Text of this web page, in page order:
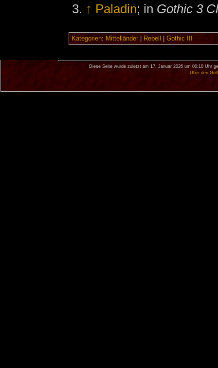
↑ Paladin; in Gothic 3
Kategorien: Mittelländer| Rebell Gothic III
Diese Seite wurde zuletzt am 17. Januar 2026 um 00:10 Uhr
Über den